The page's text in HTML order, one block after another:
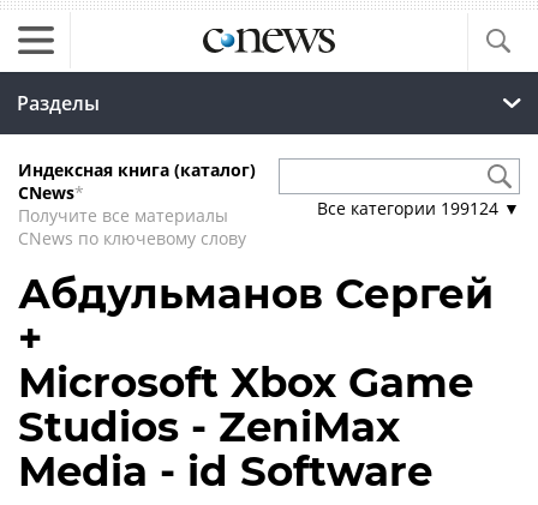
Разделы
Индексная книга (каталог)
CNews*
Получите все материалы
CNews по ключевому слову
Все категории 199124 ▼
Абдульманов Сергей
+
Microsoft Xbox Game
Studios - ZeniMax
Media - id Software